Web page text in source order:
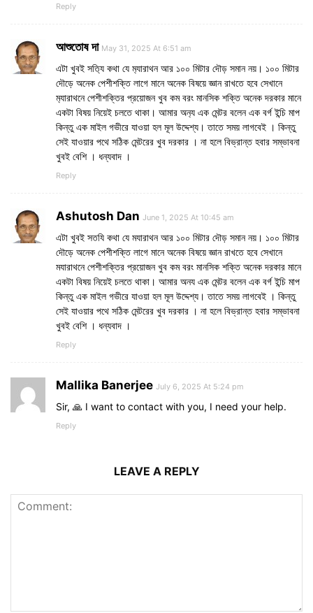
Reply
আশুতোষ দা May 31, 2025 At 6:51 am
এটা খুবই সত‍্যি কথা যে ম‍্যারাথন আর ১০০ মিটার দৌড় সমান নয়। ১০০ মিটার
দৌড়ে অনেক পেশীশক্তি লাগে মানে অনেক বিষয়ে জ্ঞান রাখতে হবে সেখানে
ম‍্যারাথনে পেশীশক্তির প্রয়োজন খুব কম বরং মানসিক শক্তি অনেক দরকার মানে
একটা বিষয় নিয়েই চলতে থাকা। আমার অন‍্য এক মেন্টর বলেন এক বর্গ ইন্চি মাপ
কিন্তু এক মাইল গভীরে যাওয়া হল মূল উদ্দেশ্য। তাতে সময় লাগবেই । কিন্তু
সেই যাওয়ার পথে সঠিক মেন্টরের খুব দরকার । না হলে বিভ্রান্ত হবার সম্ভাবনা
খুবই বেশি । ধন্যবাদ ।
Reply
Ashutosh Dan June 1, 2025 At 10:45 am
এটা খুবই সত‍যি কথা যে ম‍যারাথন আর ১০০ মিটার দৌড় সমান নয়। ১০০ মিটার
দৌড়ে অনেক পেশীশক্তি লাগে মানে অনেক বিষয়ে জ্ঞান রাখতে হবে সেখানে
ম‍যারাথনে পেশীশক্তির প্রয়োজন খুব কম বরং মানসিক শক্তি অনেক দরকার মানে
একটা বিষয় নিয়েই চলতে থাকা। আমার অন‍য এক মেন্টর বলেন এক বর্গ ইন্চি মাপ
কিন্তু এক মাইল গভীরে যাওয়া হল মূল উদ্দেশ্য। তাতে সময় লাগবেই । কিন্তু
সেই যাওয়ার পথে সঠিক মেন্টরের খুব দরকার । না হলে বিভ্রান্ত হবার সম্ভাবনা
খুবই বেশি । ধন্যবাদ ।
Reply
Mallika Banerjee July 6, 2025 At 5:24 pm
Sir, 🙏 I want to contact with you, I need your help.
Reply
LEAVE A REPLY